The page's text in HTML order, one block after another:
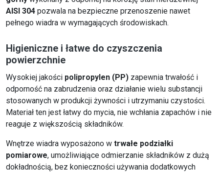
AISI 304 pozwala na bezpieczne przenoszenie nawet
pełnego wiadra w wymagających środowiskach.
Higieniczne i łatwe do czyszczenia
powierzchnie
Wysokiej jakości polipropylen (PP) zapewnia trwałość i
odporność na zabrudzenia oraz działanie wielu substancji
stosowanych w produkcji żywności i utrzymaniu czystości.
Materiał ten jest łatwy do mycia, nie wchłania zapachów i nie
reaguje z większością składników.
Wnętrze wiadra wyposażono w trwałe podziałki
pomiarowe, umożliwiające odmierzanie składników z dużą
dokładnością, bez konieczności używania dodatkowych